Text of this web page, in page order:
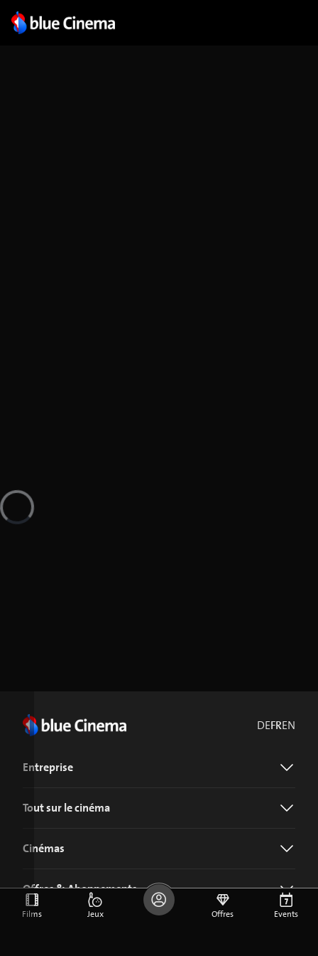
DEFREN
Entreprise
Tout sur le cinéma
Cinémas
Offres & Abonnements
Films Jeux Offres Events